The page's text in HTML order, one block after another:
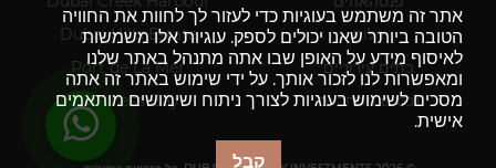
וילות
בתים עירוניים
נכסים מסחריים
Dubai Hills Estate
Port de La Mer
Business Bay
אתר זה משתמש בעוגיות כדי לעזור לך לחוות את החוויה
הטובה ביותר שאנו יכולים לספק. עוגיות אלו משמשות
לאיסוף מידע על האופן שבו אתה מתנהל באתר שלנו
ומאפשרות לנו לזכור אותך. על ידי שימוש באתר זה אתה
מסכים לשימוש בעוגיות לצורך ניתוח ושימושים מותאמים
אישית.
קבל